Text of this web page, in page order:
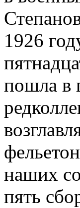
1926
пошла в
наших
пять